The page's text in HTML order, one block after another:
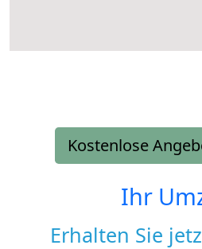
Kostenlose
Ihr
Erhalten Sie